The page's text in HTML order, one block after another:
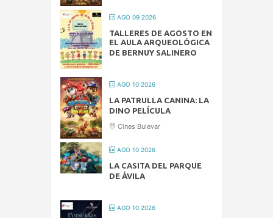
AGO 09 2026
TALLERES DE AGOSTO EN
EL AULA ARQUEOLÓGICA
DE BERNUY SALINERO
AGO 10 2026
LA PATRULLA CANINA: LA
DINO PELÍCULA
Cines Bulevar
AGO 10 2026
LA CASITA DEL PARQUE
DE ÁVILA
AGO 10 2026